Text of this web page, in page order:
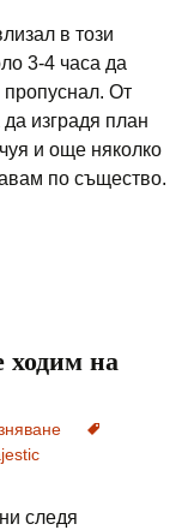
в този
3-4 часа да
пропуснал. От
изградя план
и още няколко
по същество.
ходим на
следя